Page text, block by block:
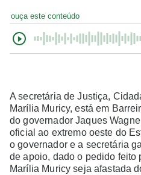
ouça este conteúdo
A secretária de Justiça,
Marília Muricy, está em
do governador Jaques
oficial ao extremo oeste do
o governador e a secretária
de apoio, dado o pedido feito
Marília Muricy seja afastada